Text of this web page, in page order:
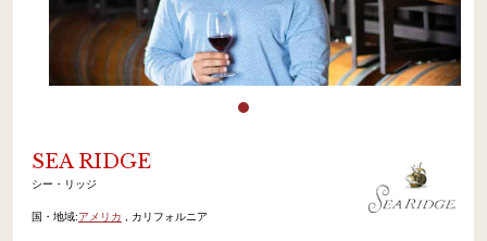
SEA RIDGE
シー・リッジ
国・地域:アメリカ , カリフォルニア